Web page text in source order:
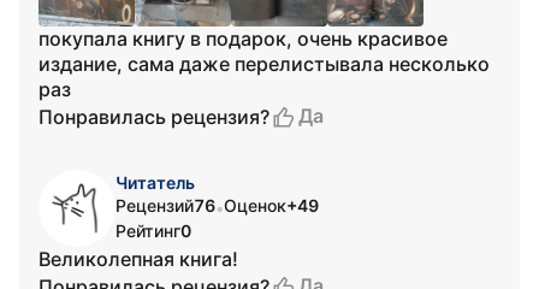
покупала книгу в подарок, очень красивое
издание, сама даже перелистывала несколько
раз
Понравилась рецензия?
Да
Читатель
Рецензий76•Оценок+49
Рейтинг0
Великолепная книга!